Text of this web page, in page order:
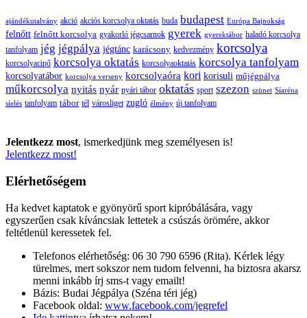
ajándékutalvány akció akciós korcsolya oktatás buda budapest Európa Bajnokság
felnőtt felnőtt korcsolya gyakorló jégcsarnok gyerek gyerektábor haladó korcsolya
tanfolyam jég jégpálya jégtánc karácsony kedvezmény korcsolya
korcsolyacipő korcsolya oktatás korcsolyaoktatás korcsolya tanfolyam
korcsolyatábor korcsolya verseny korcsolyaóra kori korisuli műjégpálya
műkorcsolya nyitás nyár nyári tábor oktatás sport szezon szünet Síaréna
síelés tanfolyam tábor tél városliget zugló élmény új tanfolyam
Jelentkezz most, ismerkedjünk meg személyesen is!
Jelentkezz most!
Elérhetőségem
Ha kedvet kaptatok e gyönyörű sport kipróbálására, vagy
egyszerűen csak kíváncsiak lettetek a csúszás örömére, akkor
feltétlenül keressetek fel.
Telefonos elérhetőség: 06 30 790 6596 (Rita). Kérlek légy
türelmes, mert sokszor nem tudom felvenni, ha biztosra akarsz
menni inkább írj sms-t vagy emailt!
Bázis: Budai Jégpálya (Széna téri jég)
Facebook oldal: www.facebook.com/jegrefel